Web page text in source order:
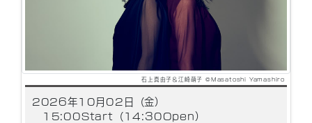
石上真由子＆江崎萌子 ©Masatoshi Yamashiro
2026年10月02日（金）
15:00Start（14:30Open）